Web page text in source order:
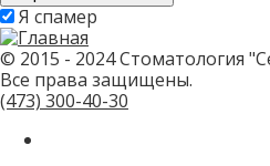
Скажите,
привет!
Пожалуйста,
не
заполняйте
это
CAPTCHA
Я спамер
© 2015 - 2024 Стоматология
Все права защищены.
(473) 300-40-30